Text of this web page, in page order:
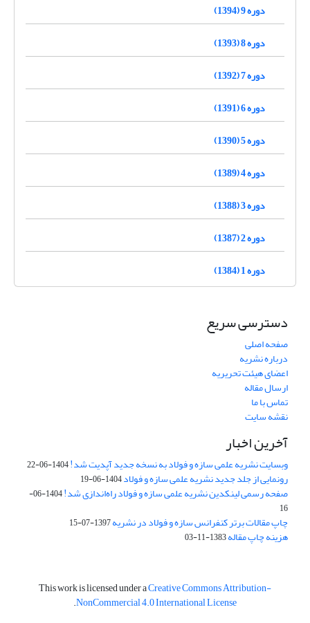
دوره 9 (1394)
دوره 8 (1393)
دوره 7 (1392)
دوره 6 (1391)
دوره 5 (1390)
دوره 4 (1389)
دوره 3 (1388)
دوره 2 (1387)
دوره 1 (1384)
دسترسی سریع
صفحه اصلی
درباره نشریه
اعضای هیئت تحریریه
ارسال مقاله
تماس با ما
نقشه سایت
آخرین اخبار
وبسایت نشریه علمی سازه و فولاد به نسخه جدید آپدیت شد!1404-06-22
رونمایی از جلد جدید نشریه علمی سازه و فولاد1404-06-19
صفحه رسمی لینکدین نشریه علمی سازه و فولاد راه‌اندازی شد!
1404-06-
16
چاپ مقالات برتر کنفرانس سازه و فولاد در نشریه1397-07-15
هزینه چاپ مقاله1383-11-03
This work is licensed under aCreative Commons Attribution-
NonCommercial 4.0 International License
.